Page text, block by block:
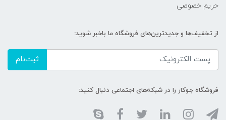
حریم خصوصی
از تخفیف‌ها و جدیدترین‌های فروشگاه ما باخبر شوید:
ثبت‌نام
فروشگاه جوکار را در شبکه‌های اجتماعی دنبال کنید: